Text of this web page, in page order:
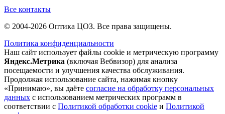
Все контакты
© 2004-2026 Оптика ЦОЗ. Все права защищены.
Политика конфиденциальности
Наш сайт использует файлы cookie и метрическую программу
Яндекс.Метрика (включая Вебвизор) для анализа
посещаемости и улучшения качества обслуживания.
Продолжая использование сайта, нажимая кнопку
«Принимаю», вы даёте согласие на обработку персональных
данных с использованием метрических программ в
соответствии с Политикой обработки cookie и Политикой